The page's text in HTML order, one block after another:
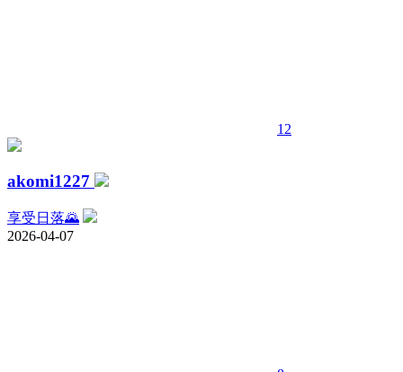
12
akomi1227
享受日落🌄
2026-04-07